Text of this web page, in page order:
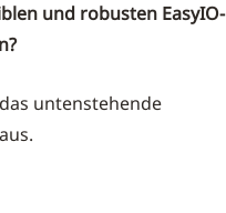
und robusten EasyIO-
untenstehende